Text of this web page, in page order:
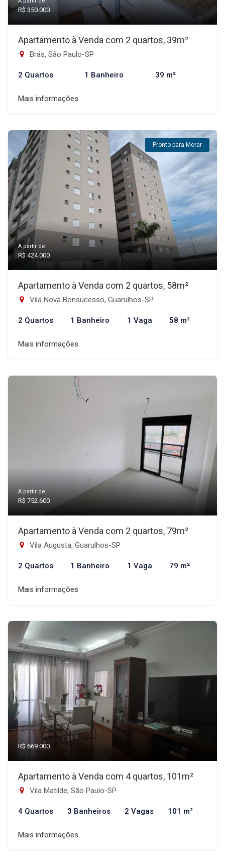
R$ 350.000
Apartamento à Venda com 2 quartos, 39m²
Brás, São Paulo-SP
2 Quartos 1 Banheiro 39 m²
Mais informações
Pronto para Morar
A partir de:
R$ 424.000
Apartamento à Venda com 2 quartos, 58m²
Vila Nova Bonsucesso, Guarulhos-SP
2 Quartos 1 Banheiro 1 Vaga 58 m²
Mais informações
A partir de:
R$ 752.600
Apartamento à Venda com 2 quartos, 79m²
Vila Augusta, Guarulhos-SP
2 Quartos 1 Banheiro 1 Vaga 79 m²
Mais informações
R$ 669.000
Apartamento à Venda com 4 quartos, 101m²
Vila Matilde, São Paulo-SP
4 Quartos 3 Banheiros 2 Vagas 101 m²
Mais informações